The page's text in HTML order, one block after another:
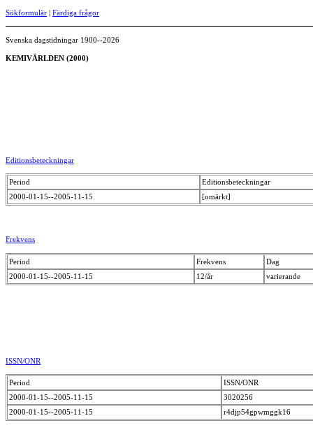
Sökformulär | Färdiga frågor
Svenska dagstidningar 1900--2026
KEMIVÄRLDEN (2000)
Editionsbeteckningar
Period
Editionsbeteckningar
2000-01-15--2005-11-15
[omärkt]
Frekvens
Period Frekvens
Dag
2000-01-15--2005-11-15
12/år varierande
ISSN/ONR
Period
ISSN/ONR
2000-01-15--2005-11-15
3020256
2000-01-15--2005-11-15
r4djp54gpwmggk16